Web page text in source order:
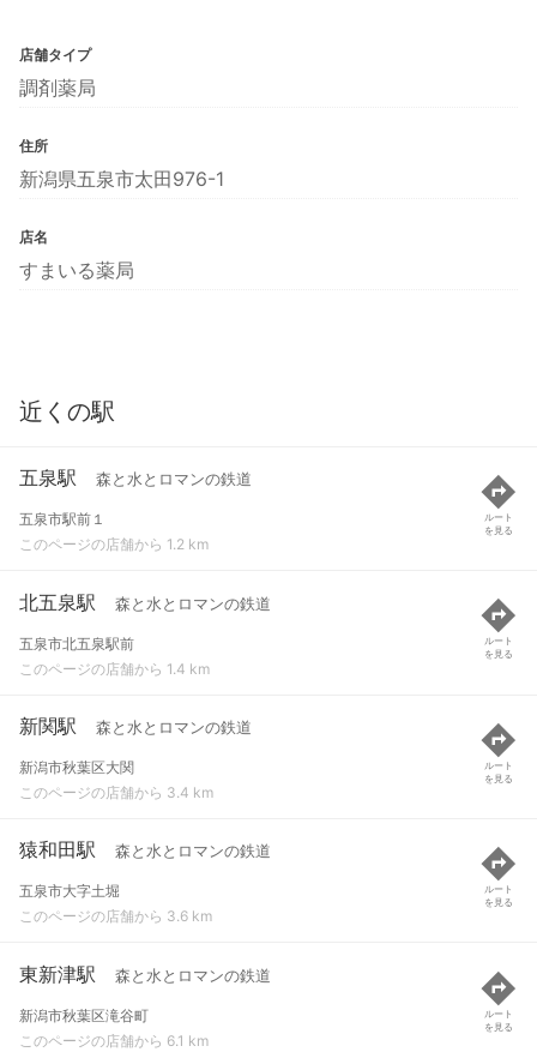
店舗タイプ
調剤薬局
住所
新潟県五泉市太田976-1
店名
すまいる薬局
近くの駅
五泉駅 森と水とロマンの鉄道
五泉市駅前１
このページの店舗から 1.2 km
ルート
を見る
北五泉駅 森と水とロマンの鉄道
五泉市北五泉駅前
このページの店舗から 1.4 km
ルート
を見る
新関駅 森と水とロマンの鉄道
新潟市秋葉区大関
このページの店舗から 3.4 km
ルート
を見る
猿和田駅 森と水とロマンの鉄道
五泉市大字土堀
このページの店舗から 3.6 km
ルート
を見る
東新津駅 森と水とロマンの鉄道
新潟市秋葉区滝谷町
このページの店舗から 6.1 km
ルート
を見る